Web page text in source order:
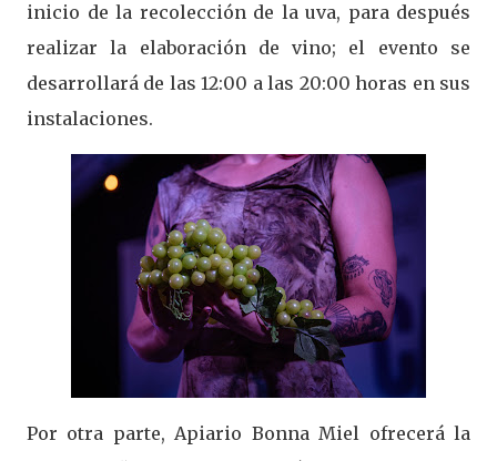
inicio de la recolección de la uva, para después
realizar la elaboración de vino; el evento se
desarrollará de las 12:00 a las 20:00 horas en sus
instalaciones.
Por otra parte, Apiario Bonna Miel ofrecerá la